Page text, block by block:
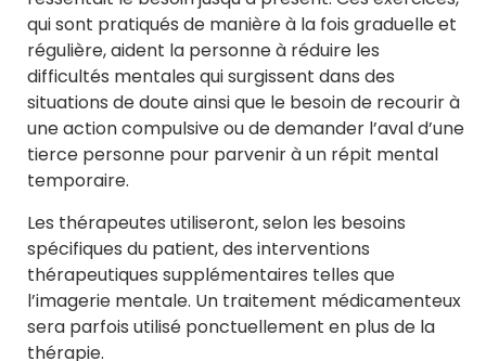
qui sont pratiqués de manière à la fois graduelle et
régulière, aident la personne à réduire les
difficultés mentales qui surgissent dans des
situations de doute ainsi que le besoin de recourir à
une action compulsive ou de demander l’aval d’une
tierce personne pour parvenir à un répit mental
temporaire.
Les thérapeutes utiliseront, selon les besoins
spécifiques du patient, des interventions
thérapeutiques supplémentaires telles que
l’imagerie mentale. Un traitement médicamenteux
sera parfois utilisé ponctuellement en plus de la
thérapie.